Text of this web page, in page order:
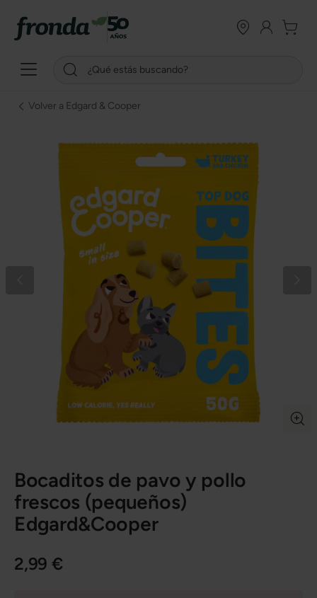
Volver a Edgard & Cooper
Bocaditos de pavo y pollo
frescos (pequeños)
Edgard&Cooper
2,99 €